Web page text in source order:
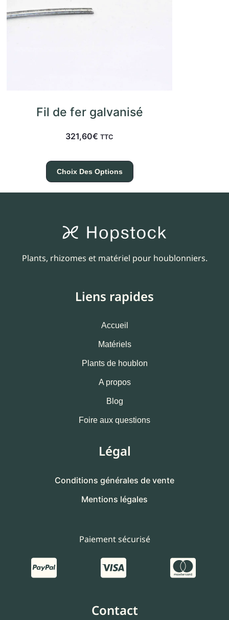
Fil de fer galvanisé
321,60€ TTC
Choix Des Options
Plants, rhizomes et matériel pour houblonniers.
Liens rapides
Accueil
Matériels
Plants de houblon
A propos
Blog
Foire aux questions
Légal
Conditions générales de vente
Mentions légales
Paiement sécurisé
Contact